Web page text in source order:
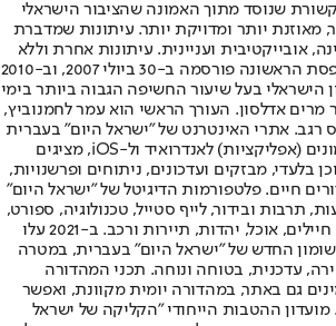
שנוסד מתוך האמונה שהציבור הישראלי
מאוזנת יותר ומדויקת יותר. עיתונות שמדברת
אובייקטיבית ועניינית. עיתונות אחרת וללא
תשלום. המהדורה המודפסת הראשונה פורסמה ב-30 ביולי 2007, וב-2010
הישראלי בעל שיעור החשיפה הגבוה ביותר בימי
מרים אדלסון. העורך הראשי הוא עמר לחמנוביץ,
רגב. אתרי האינטרנט של "ישראל היום" בעברית
ובאנגלית, כמו כן היישומונים (אפליקציות) לאנדרואיד ול-iOS, מציגים
בלעדי, מבזקים ועדכונים, ניתוחים ופרשנויות,
חיים. פלטפורמות הדיגיטל של "ישראל היום"
תרבות ובידור, לייף סטייל, טכנולוגיה, ספורט,
כלכלה וצרכנות, בריאות, חיילים, אוכל, יהדות, תיירות ורכב. ב-2021 עלו
החדש של "ישראל היום" בעברית, במטרה
עדכנית, בטוחה ונוחה. תכני המהדורה
גם באתר, במהדורה יומית מקוונת, ואפשר
מועדון ההטבות הייחודי "הקליקה של ישראל